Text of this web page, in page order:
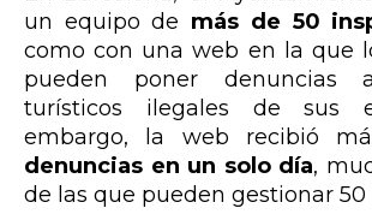
un equipo de más de 50
como con una web en la que
pueden poner denuncias
turísticos ilegales de sus
embargo, la web recibió
denuncias en un solo día,
de las que pueden gestionar 50